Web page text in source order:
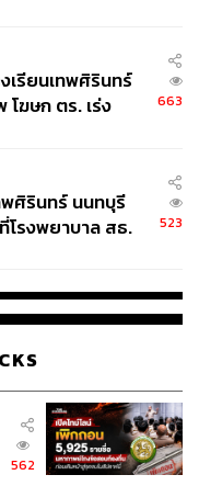
เรียนเทพศิรินทร์
ฆษก ตร. เร่ง
663
ศิรินทร์ นนทบุรี
โรงพยาบาล สธ.
523
562